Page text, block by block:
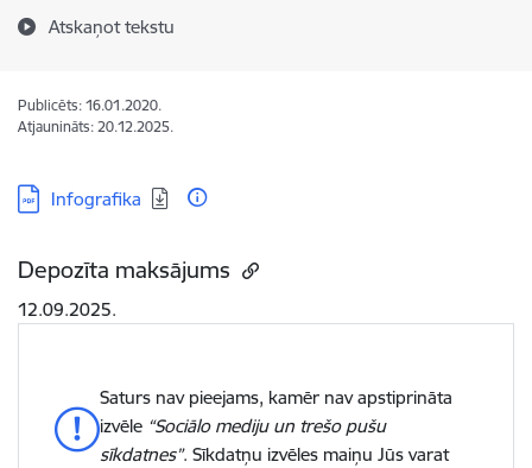
Atskaņot tekstu
Publicēts: 16.01.2020.
Atjaunināts: 20.12.2025.
Lejupielādēt:
Infografika
Depozīta maksājums
12.09.2025.
Saturs nav pieejams, kamēr nav apstiprināta
izvēle “Sociālo mediju un trešo pušu
sīkdatnes”. Sīkdatņu izvēles maiņu Jūs varat